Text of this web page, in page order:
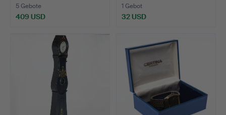
5 Gebote
409 USD
1 Gebot
32 USD